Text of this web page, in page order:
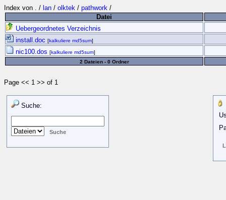
Index von . / lan / olktek / pathwork /
Datei
Uebergeordnetes Verzeichnis
install.doc [kalkuliere md5sum]
nic100.dos [kalkuliere md5sum]
2 Dateien - 0 Ordner
Page << 1 >> of 1
Suche: